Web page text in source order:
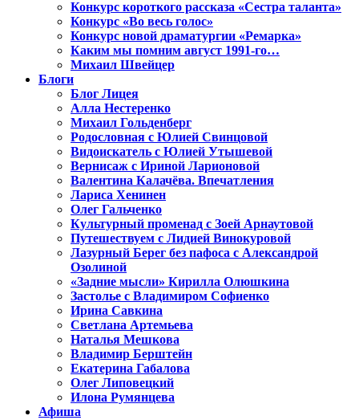
Конкурс короткого рассказа «Сестра таланта»
Конкурс «Во весь голос»
Конкурс новой драматургии «Ремарка»
Каким мы помним август 1991-го…
Михаил Швейцер
Блоги
Блог Лицея
Алла Нестеренко
Михаил Гольденберг
Родословная с Юлией Свинцовой
Видоискатель с Юлией Утышевой
Вернисаж с Ириной Ларионовой
Валентина Калачёва. Впечатления
Лариса Хенинен
Олег Гальченко
Культурный променад с Зоей Арнаутовой
Путешествуем с Лидией Винокуровой
Лазурный Берег без пафоса с Александрой
Озолиной
«Задние мысли» Кирилла Олюшкина
Застолье с Владимиром Софиенко
Ирина Савкина
Светлана Артемьева
Наталья Мешкова
Владимир Берштейн
Екатерина Габалова
Олег Липовецкий
Илона Румянцева
Афиша